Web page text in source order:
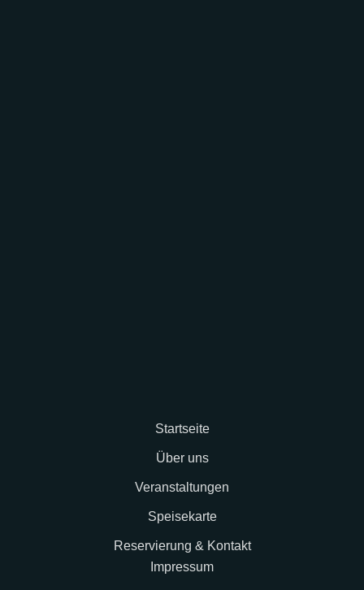
Startseite
Über uns
Veranstaltungen
Speisekarte
Reservierung & Kontakt
Impressum